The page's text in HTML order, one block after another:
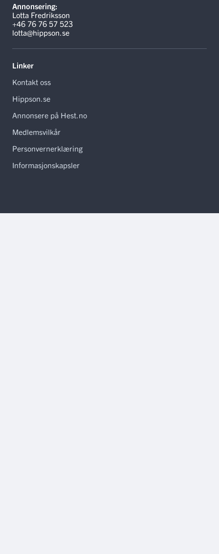
Annonsering:
Lotta Fredriksson
+46 76 76 57 523
lotta@hippson.se
Linker
Kontakt oss
Hippson.se
Annonsere på Hest.no
Medlemsvilkår
Personvernerklæring
Informasjonskapsler